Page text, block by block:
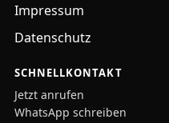
Impressum
Datenschutz
SCHNELLKONTAKT
Jetzt anrufen
WhatsApp schreiben